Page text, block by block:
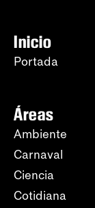
Inicio
Portada
Áreas
Ambiente
Carnaval
Ciencia
Cotidiana